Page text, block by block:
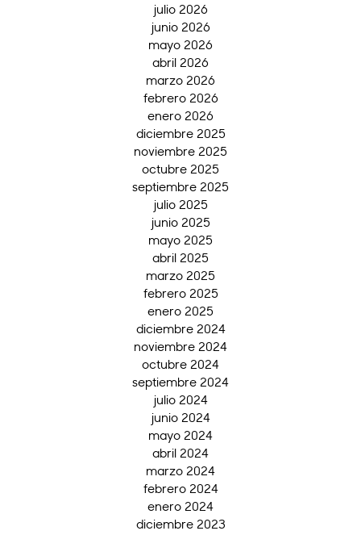
julio 2026
junio 2026
mayo 2026
abril 2026
marzo 2026
febrero 2026
enero 2026
diciembre 2025
noviembre 2025
octubre 2025
septiembre 2025
julio 2025
junio 2025
mayo 2025
abril 2025
marzo 2025
febrero 2025
enero 2025
diciembre 2024
noviembre 2024
octubre 2024
septiembre 2024
julio 2024
junio 2024
mayo 2024
abril 2024
marzo 2024
febrero 2024
enero 2024
diciembre 2023